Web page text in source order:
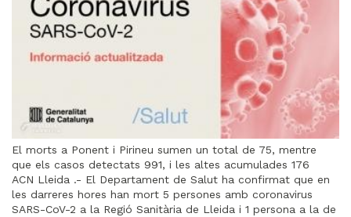
El morts a Ponent i Pirineu sumen un total de 75, mentre
que els casos detectats 991, i les altes acumulades 176
ACN Lleida .- El Departament de Salut ha confirmat que en
les darreres hores han mort 5 persones amb coronavirus
SARS-CoV-2 a la Regió Sanitària de Lleida i 1 persona a la de